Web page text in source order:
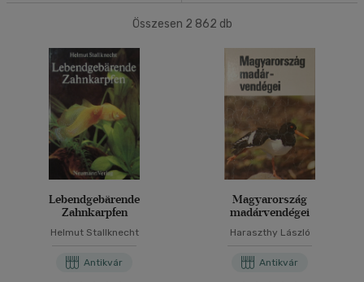
Korosztály szerint
Gyermek(1)
3 - 6 év
Ifjúsági(43)
10 - 14 év
(36)
mind(4)
Gyermek és ifjúsági
Felnőtt(278)
Nyelv szerint
Összesen 2 862 db
Lebendgebärende
Zahnkarpfen
Helmut Stallknecht
Antikvár
Magyarország
madárvendégei
Haraszthy László
Antikvár